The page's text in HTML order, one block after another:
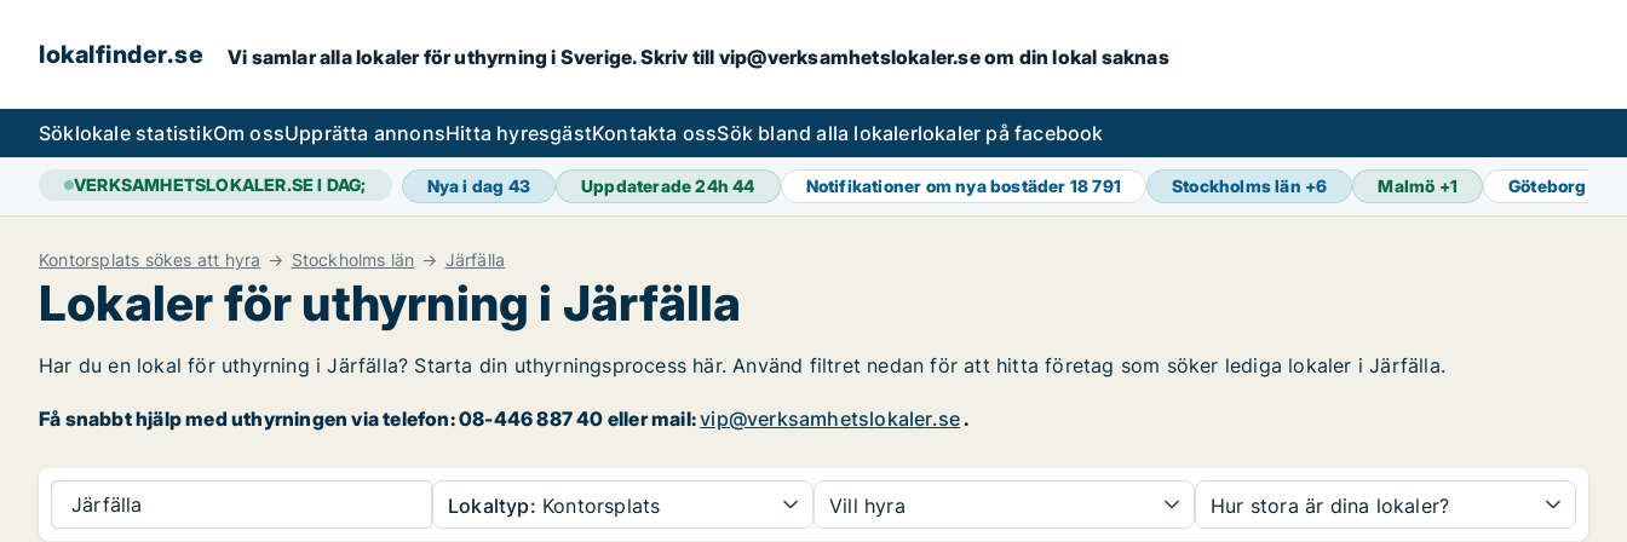
lokalfinder.se Vi samlar alla lokaler för uthyrning i Sverige. Skriv till vip@verksamhetslokaler.se om din lokal saknas
Söklokale statistikOm ossUpprätta annonsHitta hyresgästKontakta ossSök bland alla lokalerlokaler på facebook
VERKSAMHETSLOKALER.SE I DAG; Nya i dag 43 Uppdaterade 24h44 Notifikationer om nya bostäder 18 791 Stockholms län +6 Malmö +1 Göteborg
Kontorsplats sökes att hyra Stockholms län Järfälla
Lokaler för uthyrning i Järfälla
Har du en lokal för uthyrning i Järfälla? Starta din uthyrningsprocess här. Använd filtret nedan för att hitta företag som söker lediga lokaler i Järfälla.
Få snabbt hjälp med uthyrningen via telefon: 08-446 887 40 eller mail:vip@verksamhetslokaler.se.
Järfälla Lokaltyp: Kontorsplats Vill hyra Hur stora är dina lokaler?